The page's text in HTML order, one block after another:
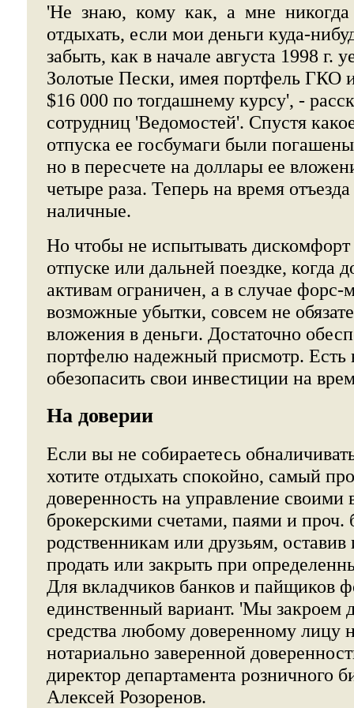
'Не знаю, кому как, а мне никогда
отдыхать, если мои деньги куда-
забыть, как в начале августа 1998 г.
Золотые Пески, имея портфель ГКО
$16 000 по тогдашнему курсу', -
сотрудниц 'Ведомостей'. Спустя
отпуска ее госбумаги были
но в пересчете на доллары ее
четыре раза. Теперь на время
наличные.
Но чтобы не испытывать дискомфорт
отпуске или дальней поездке, когда
активам ограничен, а в случае
возможные убытки, совсем не
вложения в деньги. Достаточно
портфелю надежный присмотр. Есть
обезопасить свои инвестиции на
На доверии
Если вы не собираетесь
хотите отдыхать спокойно, самый
доверенность на управление своими
брокерскими счетами, паями и
родственникам или друзьям, оставив
продать или закрыть при
Для вкладчиков банков и пайщиков
единственный вариант. 'Мы закроем
средства любому доверенному лицу
нотариально заверенной
директор департамента розничного
Алексей Розоренов.